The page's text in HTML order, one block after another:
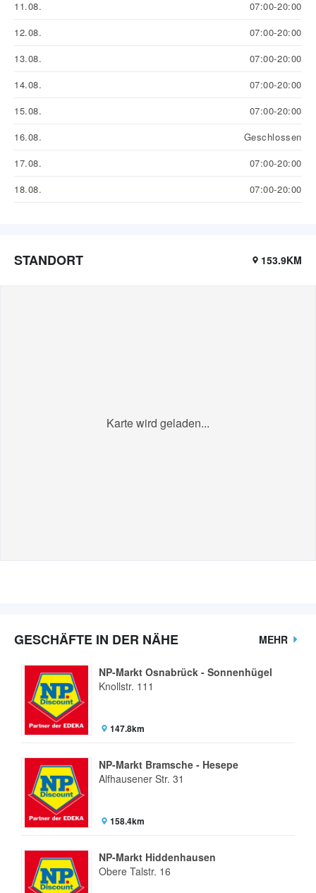
11.08.
07:00-20:00
12.08.
07:00-20:00
13.08.
07:00-20:00
14.08.
07:00-20:00
15.08.
07:00-20:00
16.08.
Geschlossen
17.08.
07:00-20:00
18.08.
07:00-20:00
STANDORT 153.9KM
Karte wird geladen...
GESCHÄFTE IN DER NÄHE MEHR
NP-Markt Osnabrück - Sonnenhügel
Knollstr. 111
147.8km
NP-Markt Bramsche - Hesepe
Alfhausener Str. 31
158.4km
NP-Markt Hiddenhausen
Obere Talstr. 16